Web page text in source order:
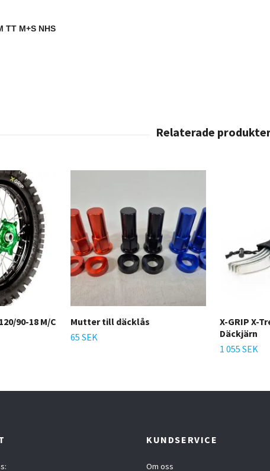
TT M+S NHS
90-18 M/C
Mutter till däcklås
65 SEK
X-GRIP X-
Däckjärn
1 055 SEK
KUNDSERVICE
Om oss